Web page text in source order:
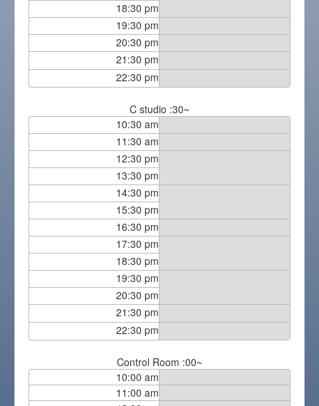
18:30 pm
19:30 pm
20:30 pm
21:30 pm
22:30 pm
C studio :30~
10:30 am
11:30 am
12:30 pm
13:30 pm
14:30 pm
15:30 pm
16:30 pm
17:30 pm
18:30 pm
19:30 pm
20:30 pm
21:30 pm
22:30 pm
Control Room :00~
10:00 am
11:00 am